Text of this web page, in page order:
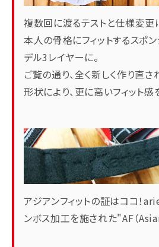
複数回に渡るテストと仕様変更
本人の骨格にフィットするスポ
デル3レイヤーに。
ご覧の通り、全く新しく作り直
形状により、更に高いフィット感
アジアンフィットの証はココ！
ンボス加工を施された"AF（